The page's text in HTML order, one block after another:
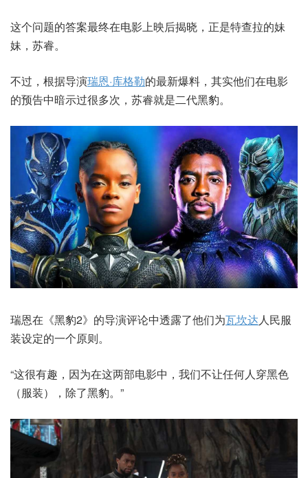
这个问题的答案最终在电影上映后揭晓，正是特查拉的妹
妹，苏睿。
不过，根据导演瑞恩·库格勒的最新爆料，其实他们在电影
的预告中暗示过很多次，苏睿就是二代黑豹。
瑞恩在《黑豹2》的导演评论中透露了他们为瓦坎达人民服
装设定的一个原则。
“这很有趣，因为在这两部电影中，我们不让任何人穿黑色
（服装），除了黑豹。”